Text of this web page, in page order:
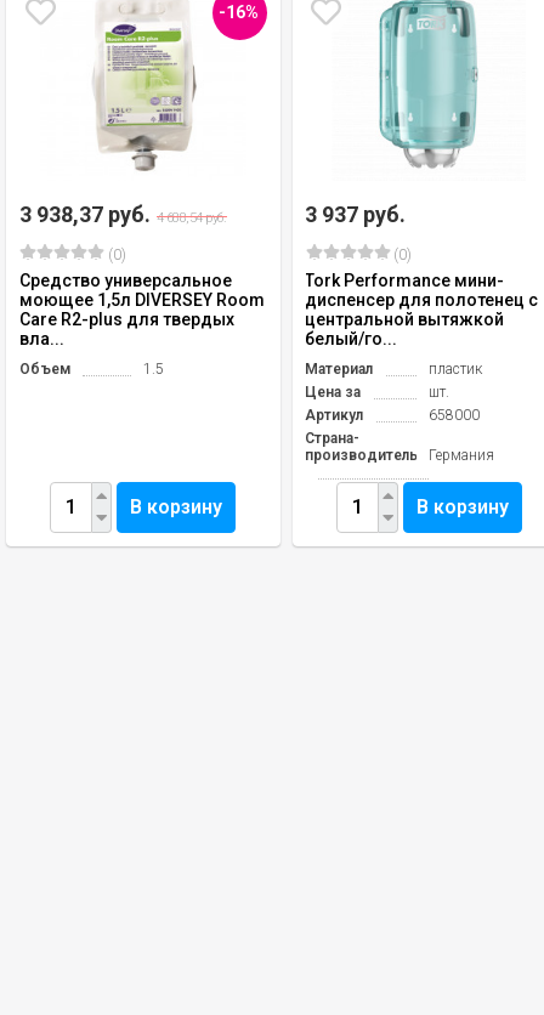
-16%
3 938,37 руб. 4 688,54 руб.
(0)
Средство универсальное
моющее 1,5л DIVERSEY Room
Care R2-plus для твердых
вла...
Объем 1.5
В корзину
3 937 руб.
(0)
Tork Performance мини-
диспенсер для полотенец с
центральной вытяжкой
белый/го...
Материал
пластик
Цена за
шт.
Артикул
658000
Страна-
производитель
Германия
В корзину